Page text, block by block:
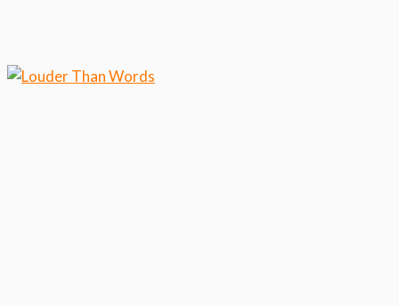
weten over ons cookiegebruik.